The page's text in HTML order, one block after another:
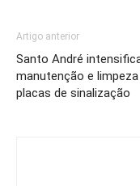
Artigo anterior
Santo André
manutenção e limpeza
placas de sinalização